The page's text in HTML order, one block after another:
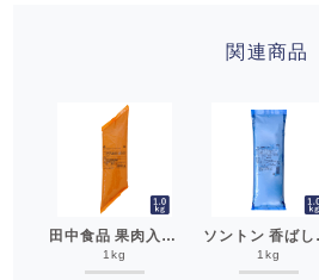
関連商品
田中食品 果肉入りあまおうR いちごフラワーRN 1kg クリーム__苺 イチゴ
1kg
ソントン
1kg